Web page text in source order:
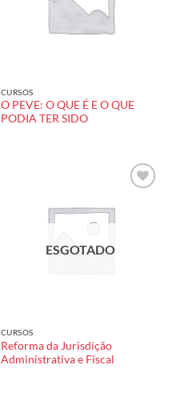
CURSOS
O PEVE: O QUE É E O QUE
PODIA TER SIDO
ESGOTADO
CURSOS
Reforma da Jurisdição
Administrativa e Fiscal